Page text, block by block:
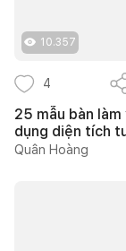
10.357
4
25 mẫu bàn
dụng diện tích
Quân Hoàng